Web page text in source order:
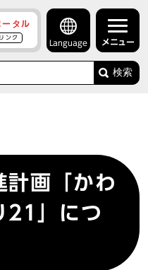
ータル
ンク
Language メニュー
検索
計画「かわ
21」につ